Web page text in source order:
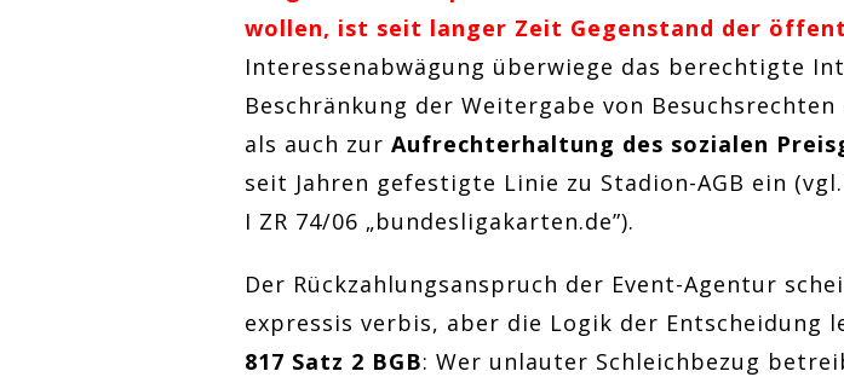
wollen, ist seit langer Zeit Gegenstand der
Interessenabwägung überwiege das berechtigte
Beschränkung der Weitergabe von
als auch zur Aufrechterhaltung des sozialen
seit Jahren gefestigte Linie zu Stadion-AGB ein
I ZR 74/06 „bundesligakarten.de”).
Der Rückzahlungsanspruch der Event-Agentur
expressis verbis, aber die Logik der Entscheidung
817 Satz 2 BGB: Wer unlauter Schleichbezug